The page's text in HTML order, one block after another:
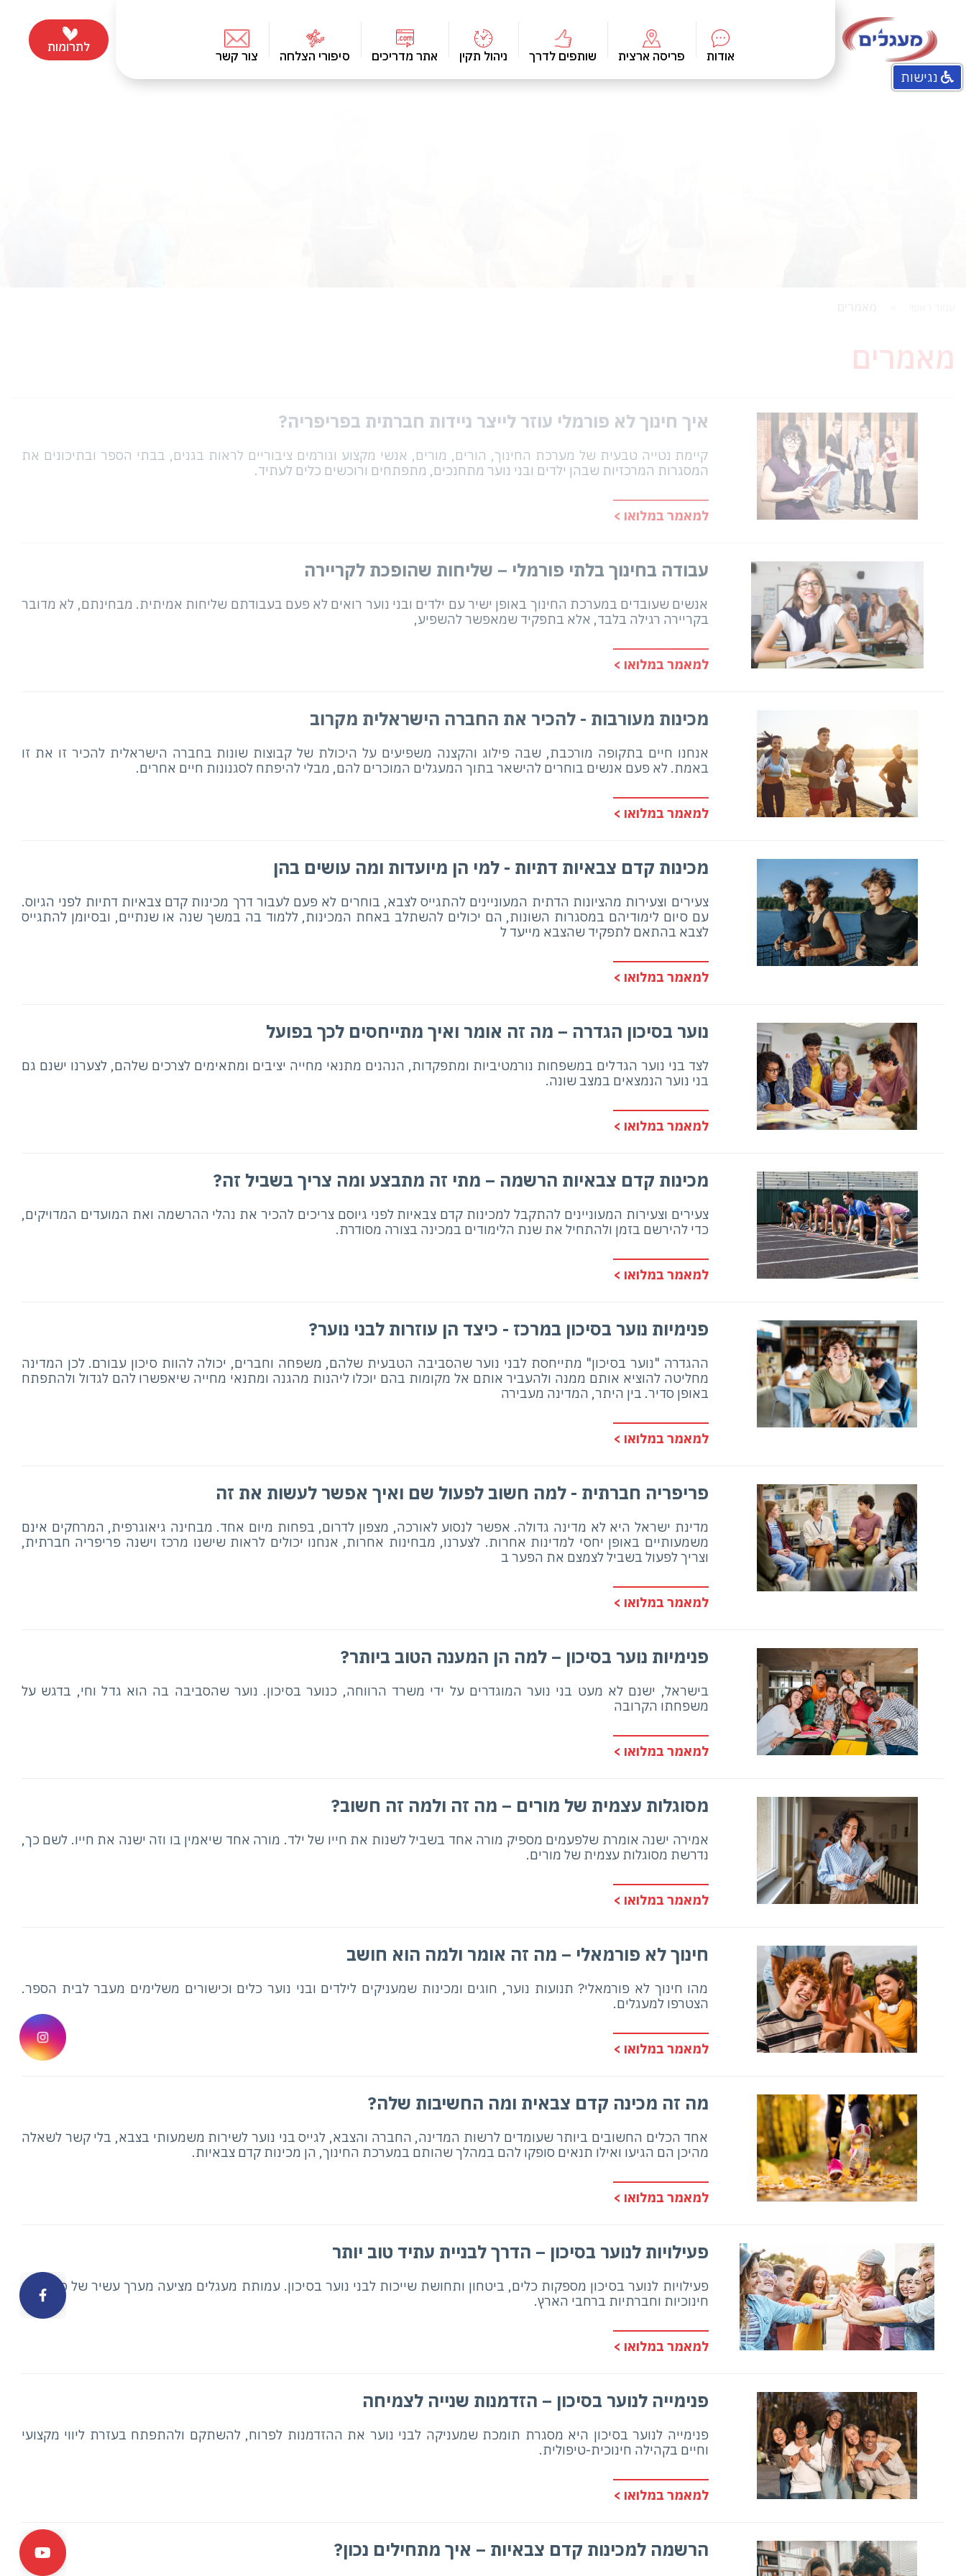
אודות פריסה ארצית שותפים לדרך ניהול תקין אתר מדריכים סיפורי הצלחה צור קשר
לתרומות
מאמרים
איך חינוך לא פורמלי עוזר לייצר ניידות חברתית בפריפריה?
קיימת נטייה טבעית של מערכת החינוך, הורים, מורים, אנשי מקצוע וגורמים ציבוריים לראות בגנים, בבתי הספר ובתיכונים את
המסגרות המרכזיות שבהן ילדים ובני נוער מתחנכים, מתפתחים ורוכשים כלים לעתיד.
למאמר במלואו >
עבודה בחינוך בלתי פורמלי – שליחות שהופכת לקריירה
אנשים שעובדים במערכת החינוך באופן ישיר עם ילדים ובני נוער רואים לא פעם בעבודתם שליחות אמיתית. מבחינתם, לא מדובר
בקריירה רגילה בלבד, אלא בתפקיד שמאפשר להשפיע,
למאמר במלואו >
מכינות מעורבות - להכיר את החברה הישראלית מקרוב
אנחנו חיים בתקופה מורכבת, שבה פילוג והקצנה משפיעים על היכולת של קבוצות שונות בחברה הישראלית להכיר זו את זו
באמת. לא פעם אנשים בוחרים להישאר בתוך המעגלים המוכרים להם, מבלי להיפתח לסגנונות חיים אחרים.
למאמר במלואו >
מכינות קדם צבאיות דתיות - למי הן מיועדות ומה עושים בהן
צעירים וצעירות מהציונות הדתית המעוניינים להתגייס לצבא, בוחרים לא פעם לעבור דרך מכינות קדם צבאיות דתיות לפני הגיוס.
עם סיום לימודיהם במסגרות השונות, הם יכולים להשתלב באחת המכינות, ללמוד בה במשך שנה או שנתיים, ובסיומן להתגייס
לצבא בהתאם לתפקיד שהצבא מייעד ל
למאמר במלואו >
נוער בסיכון הגדרה – מה זה אומר ואיך מתייחסים לכך בפועל
לצד בני נוער הגדלים במשפחות נורמטיביות ומתפקדות, הנהנים מתנאי מחייה יציבים ומתאימים לצרכים שלהם, לצערנו ישנם גם
בני נוער הנמצאים במצב שונה.
למאמר במלואו >
מכינות קדם צבאיות הרשמה – מתי זה מתבצע ומה צריך בשביל זה?
צעירים וצעירות המעוניינים להתקבל למכינות קדם צבאיות לפני גיוסם צריכים להכיר את נהלי ההרשמה ואת המועדים המדויקים,
כדי להירשם בזמן ולהתחיל את שנת הלימודים במכינה בצורה מסודרת.
למאמר במלואו >
פנימיות נוער בסיכון במרכז - כיצד הן עוזרות לבני נוער?
ההגדרה "נוער בסיכון" מתייחסת לבני נוער שהסביבה הטבעית שלהם, משפחה וחברים, יכולה להוות סיכון עבורם. לכן המדינה
מחליטה להוציא אותם ממנה ולהעביר אותם אל מקומות בהם יוכלו ליהנות מהגנה ומתנאי מחייה שיאפשרו להם לגדול ולהתפתח
באופן סדיר. בין היתר, המדינה מעבירה
למאמר במלואו >
פריפריה חברתית - למה חשוב לפעול שם ואיך אפשר לעשות את זה
מדינת ישראל היא לא מדינה גדולה. אפשר לנסוע לאורכה, מצפון לדרום, בפחות מיום אחד. מבחינה גיאוגרפית, המרחקים אינם
משמעותיים באופן יחסי למדינות אחרות. לצערנו, מבחינות אחרות, אנחנו יכולים לראות שישנו מרכז וישנה פריפריה חברתית,
וצריך לפעול בשביל לצמצם את הפער ב
למאמר במלואו >
פנימיות נוער בסיכון – למה הן המענה הטוב ביותר?
בישראל, ישנם לא מעט בני נוער המוגדרים על ידי משרד הרווחה, כנוער בסיכון. נוער שהסביבה בה הוא גדל וחי, בדגש על
משפחתו הקרובה
למאמר במלואו >
מסוגלות עצמית של מורים – מה זה ולמה זה חשוב?
אמירה ישנה אומרת שלפעמים מספיק מורה אחד בשביל לשנות את חייו של ילד. מורה אחד שיאמין בו וזה ישנה את חייו. לשם כך,
נדרשת מסוגלות עצמית של מורים.
למאמר במלואו >
חינוך לא פורמאלי – מה זה אומר ולמה הוא חושב
מהו חינוך לא פורמאלי? תנועות נוער, חוגים ומכינות שמעניקים לילדים ובני נוער כלים וכישורים משלימים מעבר לבית הספר.
הצטרפו למעגלים.
למאמר במלואו >
מה זה מכינה קדם צבאית ומה החשיבות שלה?
אחד הכלים החשובים ביותר שעומדים לרשות המדינה, החברה והצבא, לגייס בני נוער לשירות משמעותי בצבא, בלי קשר לשאלה
מהיכן הם הגיעו ואילו תנאים סופקו להם במהלך שהותם במערכת החינוך, הן מכינות קדם צבאיות.
למאמר במלואו >
פעילויות לנוער בסיכון – הדרך לבניית עתיד טוב יותר
פעילויות לנוער בסיכון מספקות כלים, ביטחון ותחושת שייכות לבני נוער בסיכון. עמותת מעגלים מציעה מערך עשיר של פעילויות
חינוכיות וחברתיות ברחבי הארץ.
למאמר במלואו >
פנימייה לנוער בסיכון – הזדמנות שנייה לצמיחה
פנימייה לנוער בסיכון היא מסגרת תומכת שמעניקה לבני נוער את ההזדמנות לפרוח, להשתקם ולהתפתח בעזרת ליווי מקצועי
וחיים בקהילה חינוכית-טיפולית.
למאמר במלואו >
הרשמה למכינות קדם צבאיות – איך מתחילים נכון?
נגישות